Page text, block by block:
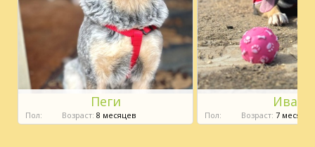
Пеги
Пол: Возраст: 8 месяцев
Ива
Пол: Возраст: 7 месяцев